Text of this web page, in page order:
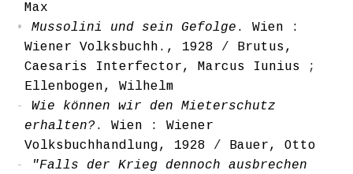
Max
Mussolini und sein Gefolge . Wien :
Wiener Volksbuchh., 1928 / Brutus,
Caesaris Interfector, Marcus Iunius
;
Ellenbogen, Wilhelm
Wie können wir den Mieterschutz
erhalten?. Wien : Wiener
Volksbuchhandlung, 1928 / Bauer, Otto
"Falls der Krieg dennoch ausbrechen